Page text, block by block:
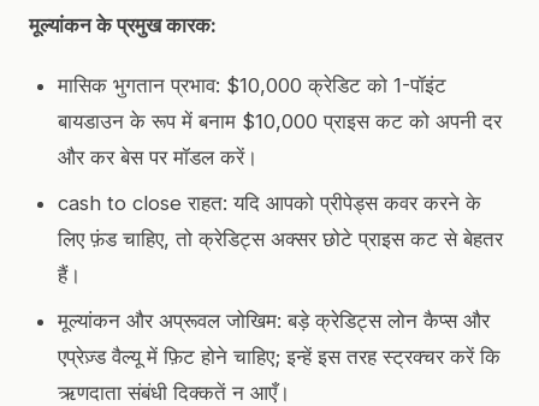
मूल्यांकन के प्रमुख कारक:
मासिक भुगतान प्रभाव: $10,000 क्रेडिट को 1-पॉइंट
बायडाउन के रूप में बनाम $10,000 प्राइस कट को अपनी दर
और कर बेस पर मॉडल करें।
cash to close राहत: यदि आपको प्रीपेड्स कवर करने के
लिए फ़ंड चाहिए, तो क्रेडिट्स अक्सर छोटे प्राइस कट से बेहतर
हैं।
मूल्यांकन और अप्रूवल जोखिम: बड़े क्रेडिट्स लोन कैप्स और
एप्रेज़्ड वैल्यू में फ़िट होने चाहिए; इन्हें इस तरह स्ट्रक्चर करें कि
ऋणदाता संबंधी दिक्कतें न आएँ।